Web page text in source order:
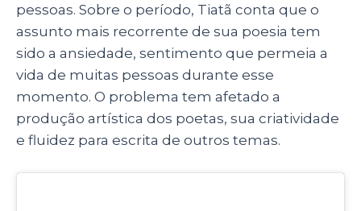
pessoas. Sobre o período, Tiatã conta que o
assunto mais recorrente de sua poesia tem
sido a ansiedade, sentimento que permeia a
vida de muitas pessoas durante esse
momento. O problema tem afetado a
produção artística dos poetas, sua criatividade
e fluidez para escrita de outros temas.